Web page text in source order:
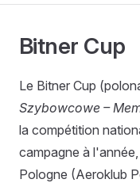
Bitner Cup
Le Bitner Cup
Szybowcowe –
la compétition
campagne à
Pologne (Aeroklub